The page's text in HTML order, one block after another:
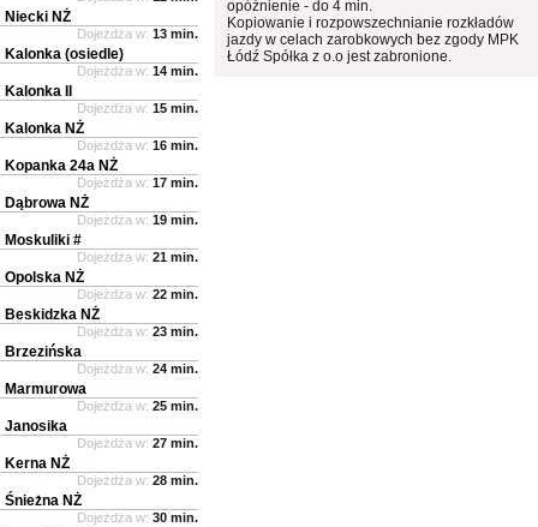
opóźnienie - do 4 min.
Kopiowanie i rozpowszechnianie rozkładów
jazdy w celach zarobkowych bez zgody MPK
Łódź Spółka z o.o jest zabronione.
Niecki NŻ
Dojeżdża w: 13 min.
Kalonka (osiedle)
Dojeżdża w: 14 min.
Kalonka II
Dojeżdża w: 15 min.
Kalonka NŻ
Dojeżdża w: 16 min.
Kopanka 24a NŻ
Dojeżdża w: 17 min.
Dąbrowa NŻ
Dojeżdża w: 19 min.
Moskuliki #
Dojeżdża w: 21 min.
Opolska NŻ
Dojeżdża w: 22 min.
Beskidzka NŻ
Dojeżdża w: 23 min.
Brzezińska
Dojeżdża w: 24 min.
Marmurowa
Dojeżdża w: 25 min.
Janosika
Dojeżdża w: 27 min.
Kerna NŻ
Dojeżdża w: 28 min.
Śnieżna NŻ
Dojeżdża w: 30 min.